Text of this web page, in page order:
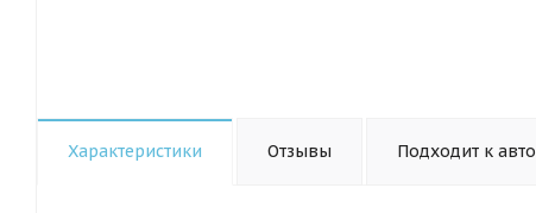
Характеристики Отзывы Подходит к авто